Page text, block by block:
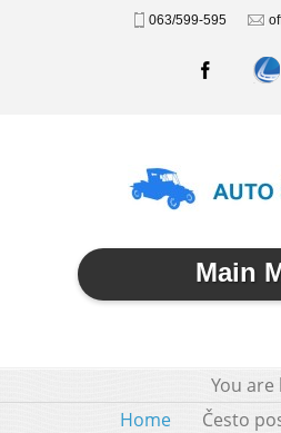
063/599-595
Main
You are
Home
Često